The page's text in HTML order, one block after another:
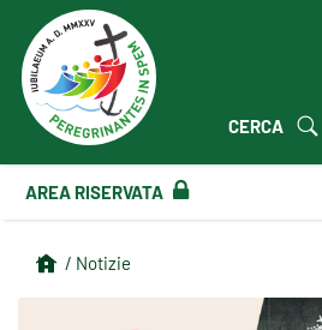
CERCA
AREA RISERVATA
/ Notizie